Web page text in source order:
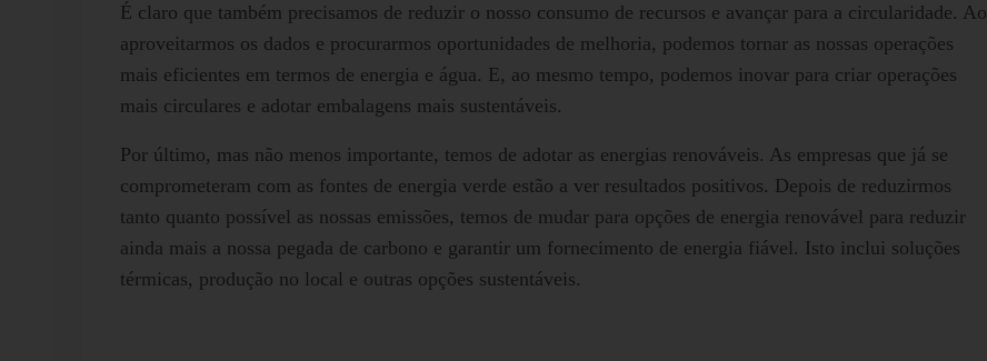
É claro que também precisamos de reduzir o nosso consumo de recursos e avançar para a circularidade. Ao
aproveitarmos os dados e procurarmos oportunidades de melhoria, podemos tornar as nossas operações
mais eficientes em termos de energia e água. E, ao mesmo tempo, podemos inovar para criar operações
mais circulares e adotar embalagens mais sustentáveis.
Por último, mas não menos importante, temos de adotar as energias renováveis. As empresas que já se
comprometeram com as fontes de energia verde estão a ver resultados positivos. Depois de reduzirmos
tanto quanto possível as nossas emissões, temos de mudar para opções de energia renovável para reduzir
ainda mais a nossa pegada de carbono e garantir um fornecimento de energia fiável. Isto inclui soluções
térmicas, produção no local e outras opções sustentáveis.